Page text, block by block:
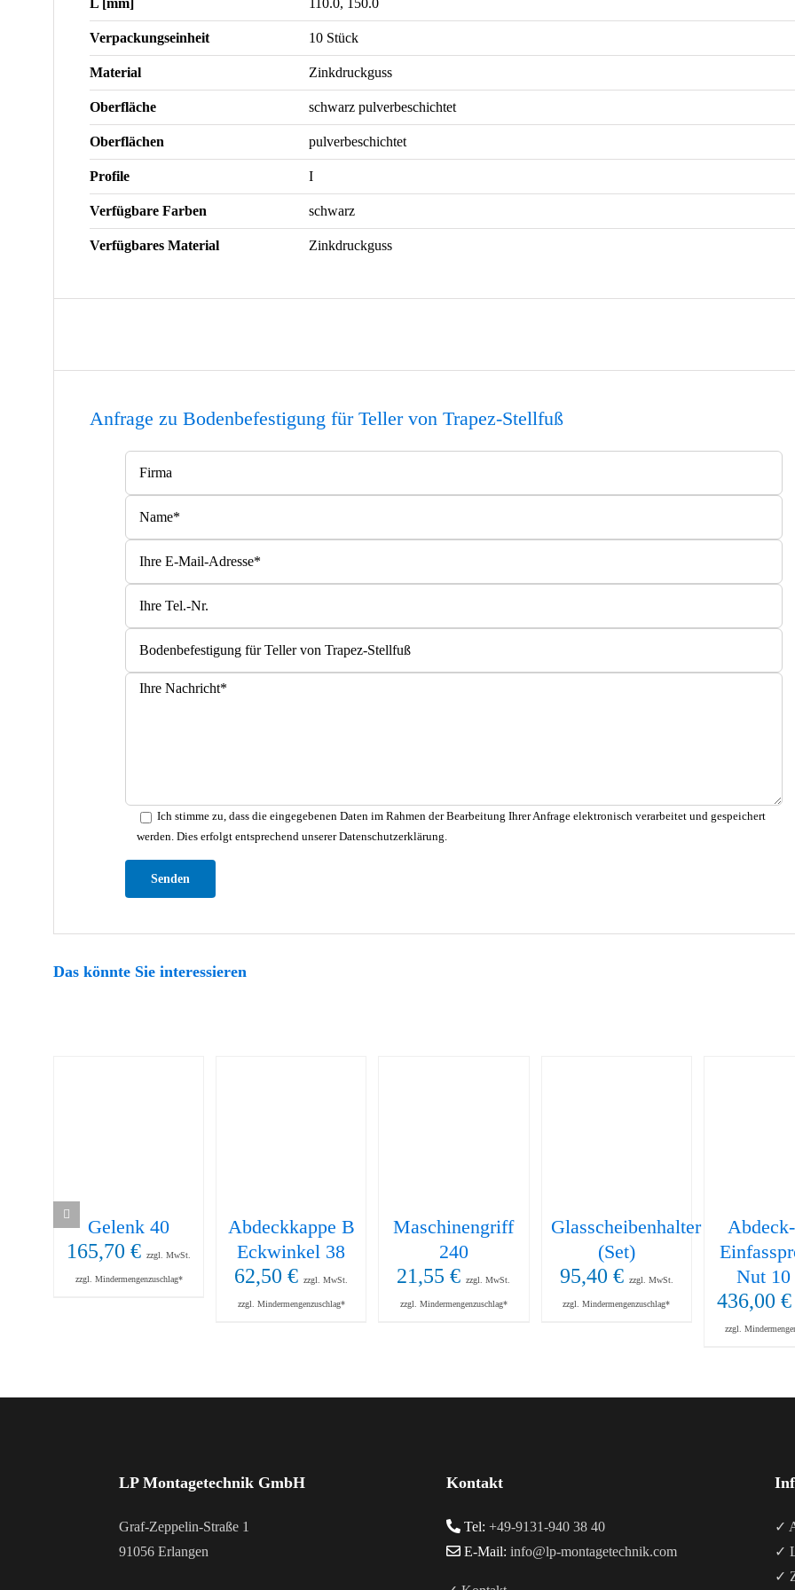
L [mm] 110.0, 150.0
Verpackungseinheit 10 Stück
Material Zinkdruckguss
Oberfläche schwarz pulverbeschichtet
Oberflächen pulverbeschichtet
Profile I
Verfügbare Farben schwarz
Verfügbares Material Zinkdruckguss
Anfrage zu Bodenbefestigung für Teller von Trapez-Stellfuß
Ich stimme zu, dass die eingegebenen Daten im Rahmen der Bearbeitung Ihrer Anfrage elektronisch verarbeitet und gespeichert
werden. Dies erfolgt entsprechend unserer Datenschutzerklärung.
Das könnte Sie interessieren
Gelenk 40
165,70€ zzgl. MwSt.
zzgl. Mindermengenzuschlag*
Abdeckkappe B
Eckwinkel 38
62,50€ zzgl. MwSt.
zzgl. Mindermengenzuschlag*
Maschinengriff
240
21,55€ zzgl. MwSt.
zzgl. Mindermengenzuschlag*
Glasscheibenhalter
(Set)
95,40 € zzgl. MwSt.
zzgl. Mindermengenzuschlag*
Nut
436,00 €
zzgl.
LP Montagetechnik GmbH
Graf-Zeppelin-Straße 1
91056 Erlangen
Kontakt
Tel:+49-9131-940 38 40
E-Mail:info@lp-montagetechnik.com
✓
✓
✓